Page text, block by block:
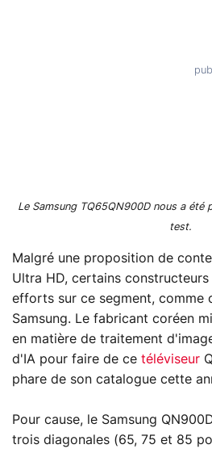
Le Samsung TQ65QN900D nous a été
test.
Malgré une proposition de
Ultra HD, certains
efforts sur ce segment, comme
Samsung. Le fabricant coréen
en matière de traitement
d'IA pour faire de ce téléviseur
phare de son catalogue cette
Pour cause, le Samsung
trois diagonales (65, 75 et 85